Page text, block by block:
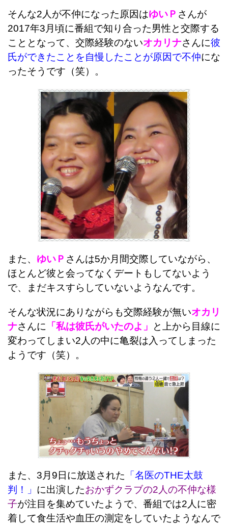
そんな2人が不仲になった原因はゆいＰ さんが
2017年3月頃に番組で知り合った男性と交際する
こととなって、交際経験のないオカリナさんに彼
氏ができたことを自慢したことが原因で不仲にな
ったそうです（笑）。
また、 ゆいＰ さんは5か月間交際していながら、
ほとんど彼と会ってなくデートもしてないよう
で、まだキスすらしていないようなんです。
そんな状況にありながらも交際経験が無いオカリ
ナさんに 「私は彼氏がいたのよ」
と上から目線に
変わってしまい2人の中に亀裂は入ってしまった
ようです（笑）。
また、3月9日に放送された 「名医のTHE太鼓
判！」 に出演したおかずクラブの2人の不仲な様
子が注目を集めていたようで、番組では2人に密
着して食生活や血圧の測定をしていたようなんで